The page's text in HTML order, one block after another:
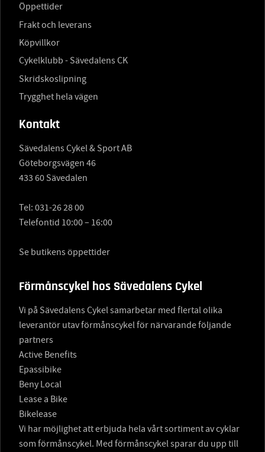
Öppettider
Frakt och leverans
Köpvillkor
Cykelklubb - Sävedalens CK
Skridskoslipning
Trygghet hela vägen
Kontakt
Sävedalens Cykel & Sport AB
Göteborgsvägen 46
433 60 Sävedalen
Tel: 031-26 28 00
Telefontid 10:00 – 16:00
Se butikens öppettider
Förmånscykel hos Sävedalens Cykel
Vi på Sävedalens Cykel samarbetar med flertal olika
leverantör utav förmånscykel för närvarande följande
partners
Active Benefits
Epassibike
Beny Local
Lease a Bike
Bikelease
Vi har möjlighet att erbjuda hela vårt sortiment av cyklar
som förmånscykel. Med förmånscykel sparar du upp till